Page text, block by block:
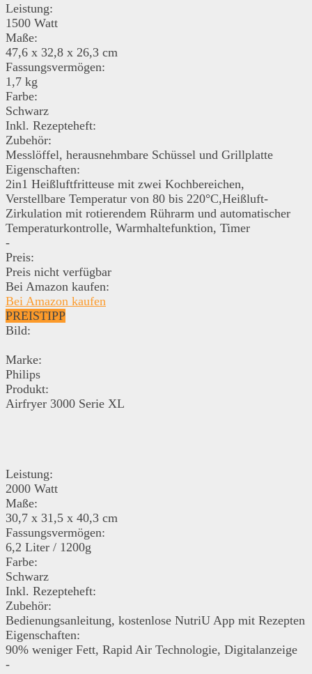
Leistung:
1500 Watt
Maße:
47,6 x 32,8 x 26,3 cm
Fassungsvermögen:
1,7 kg
Farbe:
Schwarz
Inkl. Rezepteheft:
Zubehör:
Messlöffel, herausnehmbare Schüssel und Grillplatte
Eigenschaften:
2in1 Heißluftfritteuse mit zwei Kochbereichen,
Verstellbare Temperatur von 80 bis 220°C,Heißluft-
Zirkulation mit rotierendem Rührarm und automatischer
Temperaturkontrolle, Warmhaltefunktion, Timer
-
Preis:
Preis nicht verfügbar
Bei Amazon kaufen:
Bei Amazon kaufen
PREISTIPP
Bild:
Marke:
Philips
Produkt:
Airfryer 3000 Serie XL
Leistung:
2000 Watt
Maße:
30,7 x 31,5 x 40,3 cm
Fassungsvermögen:
6,2 Liter / 1200g
Farbe:
Schwarz
Inkl. Rezepteheft:
Zubehör:
Bedienungsanleitung, kostenlose NutriU App mit Rezepten
Eigenschaften:
90% weniger Fett, Rapid Air Technologie, Digitalanzeige
-